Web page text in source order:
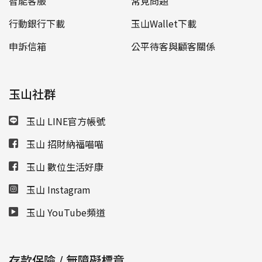
行動銀行下載
玉山Wallet下載
申訴信箱
公平待客與顧客關係
玉山社群
玉山 LINE官方帳號
玉山 招財納福喵喵
玉山 數位生活好康
玉山 Instagram
玉山 YouTube頻道